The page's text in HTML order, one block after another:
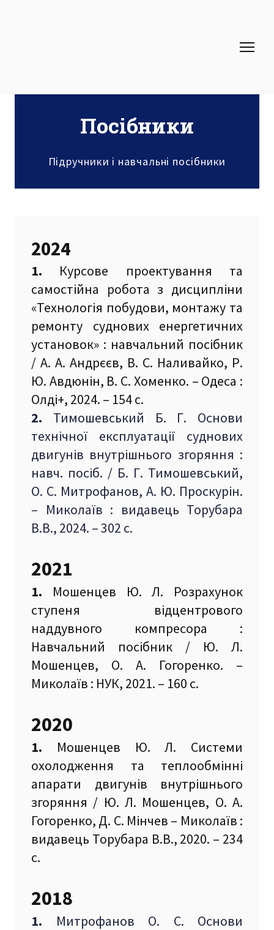
Посібники
Підручники і навчальні посібники
2024
1. Курсове проектування та
самостійна робота з дисципліни
«Технологія побудови, монтажу та
ремонту суднових енергетичних
установок» : навчальний посібник
/ А. А. Андрєєв, В. С. Наливайко, Р.
Ю. Авдюнін, В. С. Хоменко. – Одеса :
Олді+, 2024. – 154 с.
2. Тимошевський Б. Г. Основи
технічної експлуатації суднових
двигунів внутрішнього згоряння :
навч. посіб. / Б. Г. Тимошевський,
О. С. Митрофанов, А. Ю. Проскурін.
– Миколаїв : видавець Торубара
В.В., 2024. – 302 с.
2021
1. Мошенцев Ю. Л. Розрахунок
ступеня відцентрового
наддувного компресора :
Навчальний посібник / Ю. Л.
Мошенцев, О. А. Гогоренко. –
Миколаїв : НУК, 2021. – 160 с.
2020
1. Мошенцев Ю. Л. Системи
охолодження та теплообмінні
апарати двигунів внутрішнього
згоряння / Ю. Л. Мошенцев, О. А.
Гогоренко, Д. С. Мінчев – Миколаїв :
видавець Торубара В.В., 2020. – 234
с.
2018
1. Митрофанов О. С. Основи